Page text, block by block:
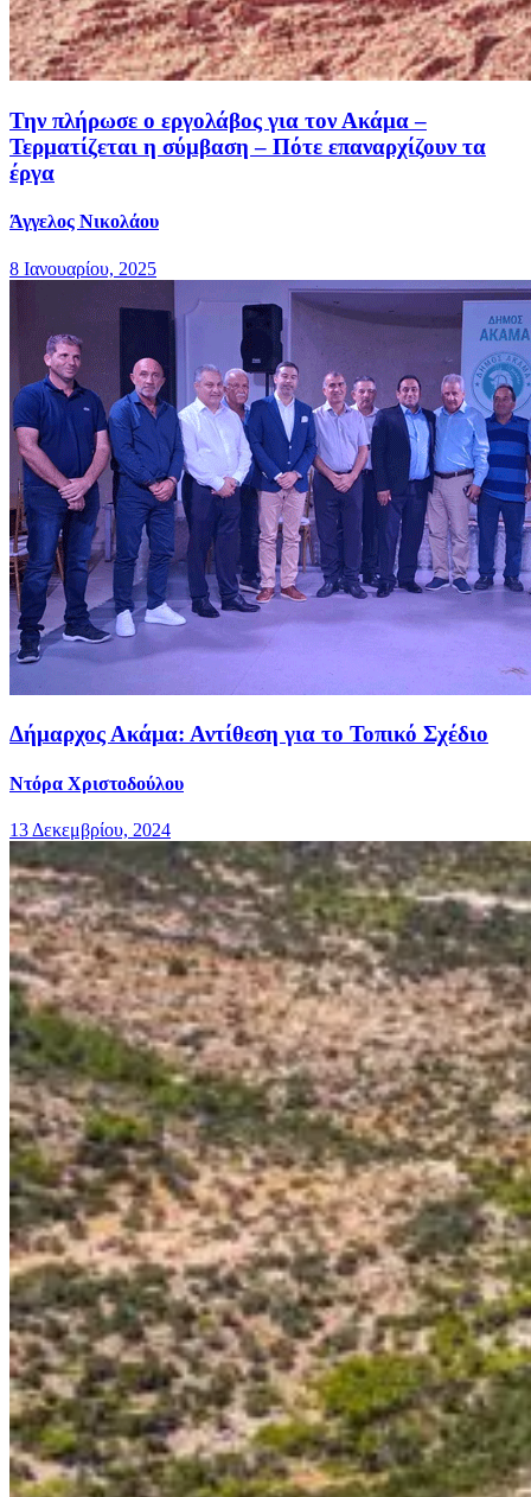
Την πλήρωσε ο εργολάβος για τον Ακάμα –
Τερματίζεται η σύμβαση – Πότε επαναρχίζουν τα
έργα
Άγγελος Νικολάου
8 Ιανουαρίου, 2025
Δήμαρχος Ακάμα: Αντίθεση για το Τοπικό Σχέδιο
Ντόρα Χριστοδούλου
13 Δεκεμβρίου, 2024